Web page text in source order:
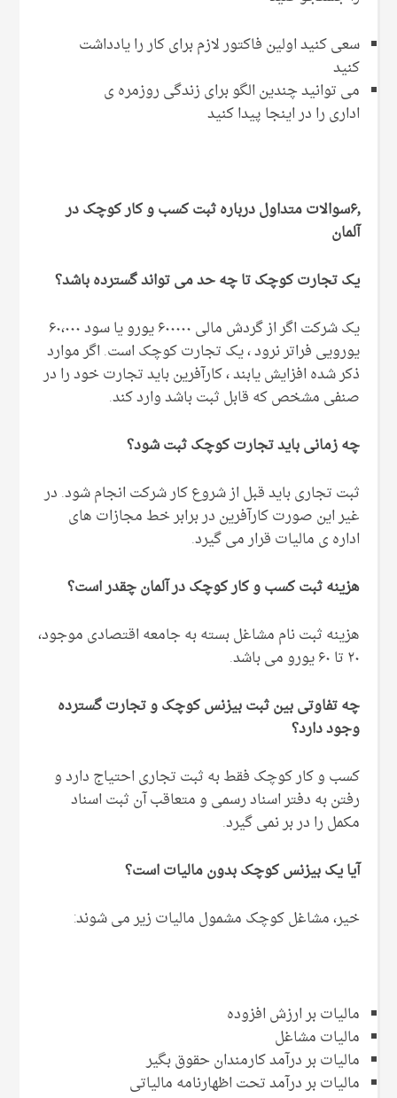
سعی کنید اولین فاکتور لازم برای کار را یادداشت
کنید
می توانید چندین الگو برای زندگی روزمره ی
اداری را در اینجا پیدا کنید
۶٫سوالات متداول درباره ثبت کسب و کار کوچک در
آلمان
یک تجارت کوچک تا چه حد می تواند گسترده باشد؟
یک شرکت اگر از گردش مالی ۶۰۰۰۰۰ یورو یا سود ۶۰،۰۰۰
یورویی فراتر نرود ، یک تجارت کوچک است. اگر موارد
ذکر شده افزایش یابند ، کارآفرین باید تجارت خود را در
صنفی مشخص که قابل ثبت باشد وارد کند.
چه زمانی باید تجارت کوچک ثبت شود؟
ثبت تجاری باید قبل از شروع کار شرکت انجام شود. در
غیر این صورت کارآفرین در برابر خط مجازات های
اداره ی مالیات قرار می گیرد.
هزینه ثبت کسب و کار کوچک در آلمان چقدر است؟
هزینه ثبت نام مشاغل بسته به جامعه اقتصادی موجود،
۲۰ تا ۶۰ یورو می باشد.
چه تفاوتی بین ثبت بیزنس کوچک و تجارت گسترده
وجود دارد؟
کسب و کار کوچک فقط به ثبت تجاری احتیاج دارد و
رفتن به دفتر اسناد رسمی و متعاقب آن ثبت اسناد
مکمل را در بر نمی گیرد.
آیا یک بیزنس کوچک بدون مالیات است؟
خیر، مشاغل کوچک مشمول مالیات زیر می شوند:
مالیات بر ارزش افزوده
مالیات مشاغل
مالیات بر درآمد کارمندان حقوق بگیر
مالیات بر درآمد تحت اظهارنامه مالیاتی